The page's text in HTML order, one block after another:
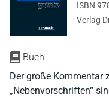
Buch
Der große Kommentar
„Nebenvorschriften“
ISBN
Verlag